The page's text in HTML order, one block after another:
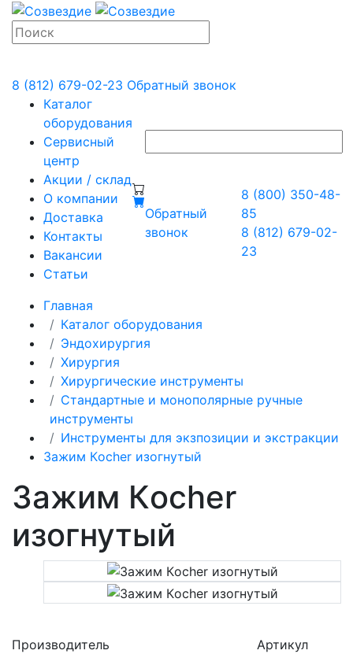
8 (812) 679-02-23 Обратный звонок
Каталог
оборудования
Сервисный
центр
Акции / склад
О компании
Доставка
Контакты
Вакансии
Статьи
Обратный
звонок
8 (800) 350-48-
85
8 (812) 679-02-
23
Главная
Каталог оборудования
Эндохирургия
Хирургия
Хирургические инструменты
Стандартные и монополярные ручные
инструменты
Инструменты для экзпозиции и экстракции
Зажим Кocher изогнутый
Зажим Кocher
изогнутый
Производитель
Артикул